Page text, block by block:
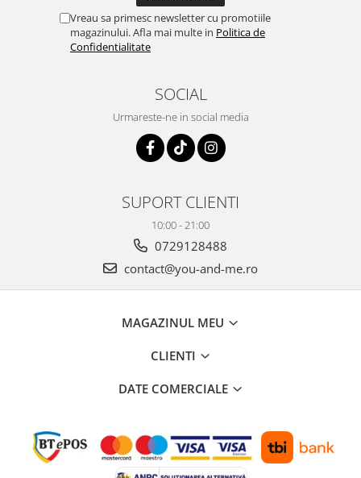
Vreau sa primesc newsletter cu promotiile
magazinului. Afla mai multe in Politica de
Confidentialitate
SOCIAL
Urmareste-ne in social media
SUPORT CLIENTI
10:00 - 21:00
0729128488
contact@you-and-me.ro
MAGAZINUL MEU
CLIENTI
DATE COMERCIALE